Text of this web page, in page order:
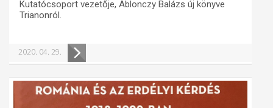
Kutatócsoport vezetője, Ablonczy Balázs új könyve
Trianonról.
2020. 04. 29.